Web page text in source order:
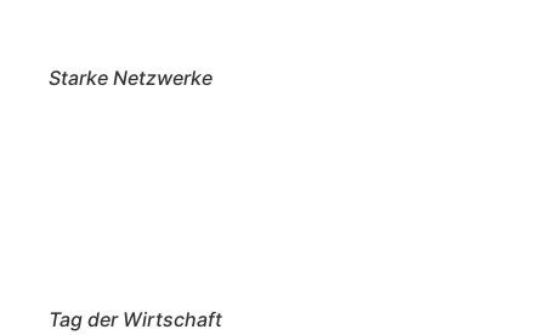
Starke Netzwerke
Tag der Wirtschaft